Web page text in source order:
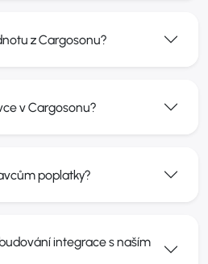
z Cargosonu?
v Cargosonu?
poplatky?
integrace s naším